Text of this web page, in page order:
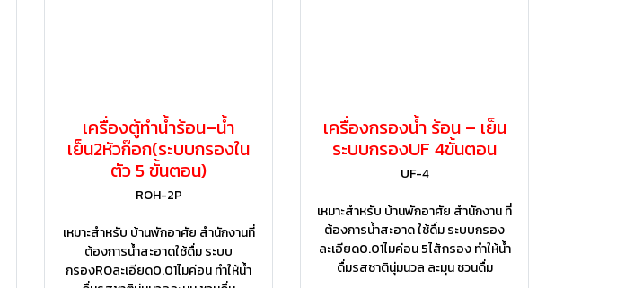
เครื่องตู้ทำน้ำร้อน–น้ำ
เย็น2หัวก๊อก(ระบบกรองใน
ตัว 5 ขั้นตอน)
ROH-2P
เหมาะสำหรับ บ้านพักอาศัย สำนักงานที่
ต้องการน้ำสะอาดใช้ดื่ม ระบบ
กรองROละเอียด0.01ไมค่อน ทำให้น้ำ
เครื่องกรองน้ำ ร้อน – เย็น
ระบบกรองUF 4ขั้นตอน
UF-4
เหมาะสำหรับ บ้านพักอาศัย สำนักงาน ที่
ต้องการน้ำสะอาด ใช้ดื่ม ระบบกรอง
ละเอียด0.01ไมค่อน 5ไส้กรอง ทำให้น้ำ
ดื่มรสชาตินุ่มนวล ละมุน ชวนดื่ม